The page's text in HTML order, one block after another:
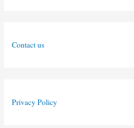
Contact us
Privacy Policy